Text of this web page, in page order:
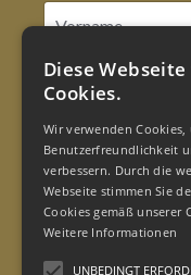
Diese
Cookies.
Wir verwenden Cookies,
Benutzerfreundlichkeit
verbessern. Durch die
Webseite stimmen Sie
Cookies gemäß unserer
Weitere Informationen
UNBEDINGT